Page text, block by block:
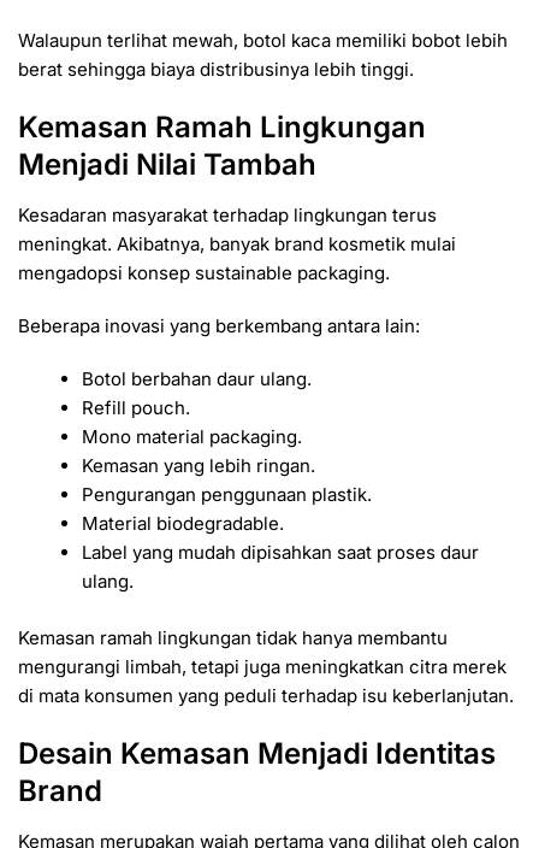
Walaupun terlihat mewah, botol kaca memiliki bobot lebih
berat sehingga biaya distribusinya lebih tinggi.
Kemasan Ramah Lingkungan
Menjadi Nilai Tambah
Kesadaran masyarakat terhadap lingkungan terus
meningkat. Akibatnya, banyak brand kosmetik mulai
mengadopsi konsep sustainable packaging.
Beberapa inovasi yang berkembang antara lain:
Botol berbahan daur ulang.
Refill pouch.
Mono material packaging.
Kemasan yang lebih ringan.
Pengurangan penggunaan plastik.
Material biodegradable.
Label yang mudah dipisahkan saat proses daur
ulang.
Kemasan ramah lingkungan tidak hanya membantu
mengurangi limbah, tetapi juga meningkatkan citra merek
di mata konsumen yang peduli terhadap isu keberlanjutan.
Desain Kemasan Menjadi Identitas
Brand
Kemasan merupakan wajah pertama yang dilihat oleh calon